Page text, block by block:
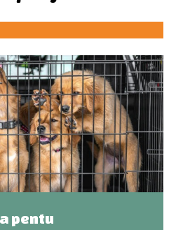
pentu